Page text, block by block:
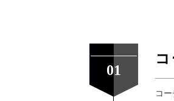
01
コ